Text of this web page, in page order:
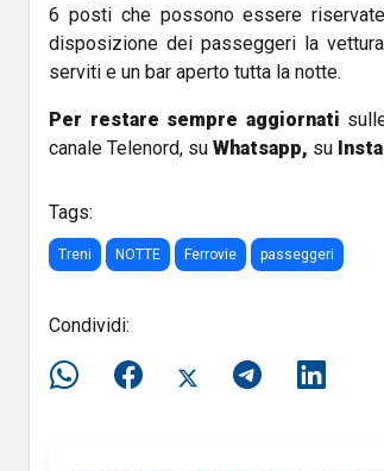
6 posti che possono essere
disposizione dei passeggeri la
serviti e un bar aperto tutta la notte.
Per restare sempre aggiornati
canale Telenord, su Whatsapp, su
Tags:
Treni NOTTE Ferrovie passeggeri
Condividi: